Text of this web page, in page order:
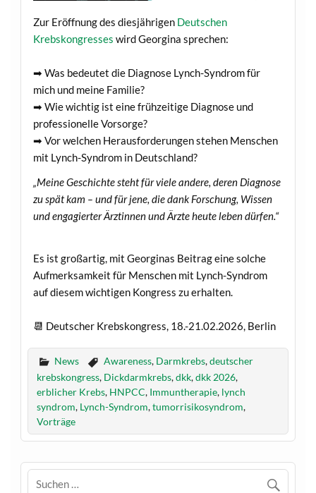
Zur Eröffnung des diesjährigen Deutschen
Krebskongresses wird Georgina sprechen:
➡ Was bedeutet die Diagnose Lynch-Syndrom für
mich und meine Familie?
➡ Wie wichtig ist eine frühzeitige Diagnose und
professionelle Vorsorge?
➡ Vor welchen Herausforderungen stehen Menschen
mit Lynch-Syndrom in Deutschland?
„Meine Geschichte steht für viele andere, deren Diagnose
zu spät kam – und für jene, die dank Forschung, Wissen
und engagierter Ärztinnen und Ärzte heute leben dürfen.“
Es ist großartig, mit Georginas Beitrag eine solche
Aufmerksamkeit für Menschen mit Lynch-Syndrom
auf diesem wichtigen Kongress zu erhalten.
📆 Deutscher Krebskongress, 18.-21.02.2026, Berlin
News Awareness, Darmkrebs,deutscher
krebskongress, Dickdarmkrebs,dkk,dkk 2026,
erblicher Krebs, HNPCC, Immuntherapie, lynch
syndrom, Lynch-Syndrom,tumorrisikosyndrom,
Vorträge